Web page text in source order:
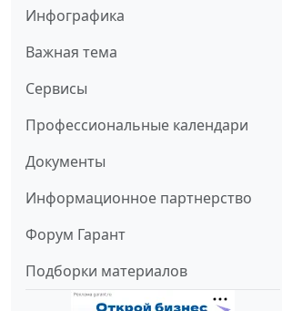
Инфографика
Важная тема
Сервисы
Профессиональные календари
Документы
Информационное партнерство
Форум Гарант
Подборки материалов